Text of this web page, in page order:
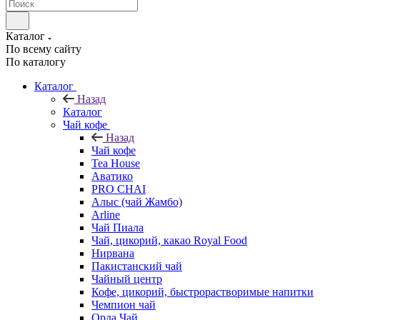
Каталог
По всему сайту
По каталогу
Каталог
Назад
Каталог
Чай кофе
Назад
Чай кофе
Tea House
Аватико
PRO CHAI
Алыс (чай Жамбо)
Arline
Чай Пиала
Чай, цикорий, какао Royal Food
Нирвана
Пакистанский чай
Чайный центр
Кофе, цикорий, быстрорастворимые напитки
Чемпион чай
Орда Чай